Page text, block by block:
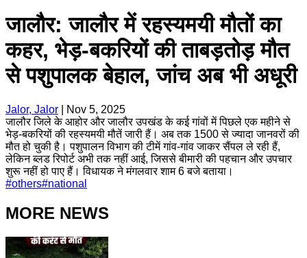
जालौर: जालौर में रहस्यमयी मौतों का
कहर, भेड़-बकरियों की ताबड़तोड़ मौत
से पशुपालक बेहाल, जांच अब भी अधूरी
Jalor, Jalor
Nov 5, 2025
जालौर जिले के आहोर और जालौर उपखंड के कई गांवों में पिछले एक महीने से
भेड़-बकरियों की रहस्यमयी मौतें जारी हैं। अब तक 1500 से ज्यादा जानवरों की
मौत हो चुकी है। पशुपालन विभाग की टीमें गांव-गांव जाकर सैंपल ले रही हैं,
लेकिन ब्लड रिपोर्ट अभी तक नहीं आई, जिससे बीमारी की पहचान और उपचार
शुरू नहीं हो पाए हैं। विधायक ने मंगलवार शाम 6 बजे बताया।
#others#national
MORE NEWS